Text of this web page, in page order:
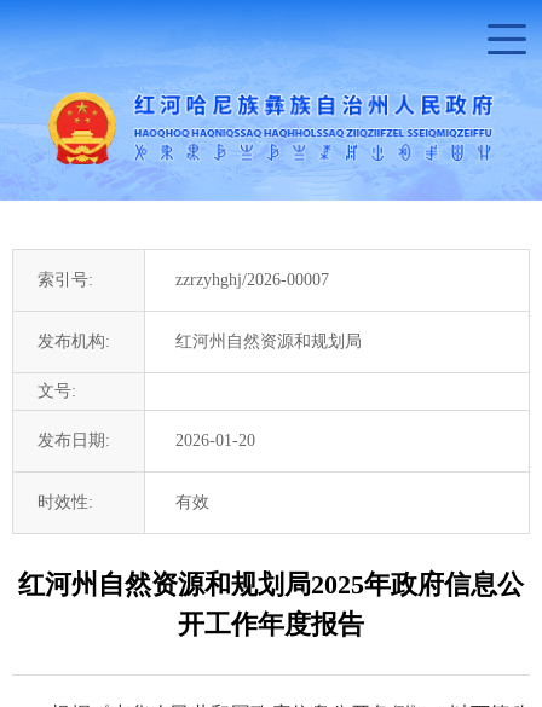
索引号: zzrzyhghj/2026-00007
发布机构: 红河州自然资源和规划局
文号:
发布日期: 2026-01-20
时效性: 有效
红河州自然资源和规划局2025年政府信息公
开工作年度报告